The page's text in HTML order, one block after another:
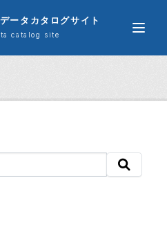
ータカタログサイト
catalog site